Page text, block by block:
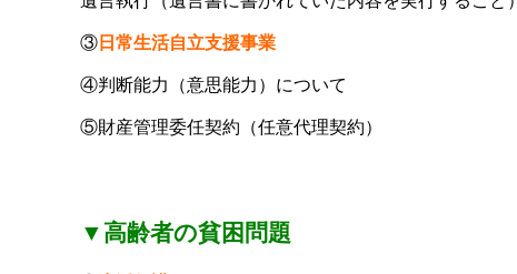
③ 日常生活自立支援事業
④判断能力（意思能力）について
⑤財産管理委任契約（任意代理契約）
▼高齢者の貧困問題